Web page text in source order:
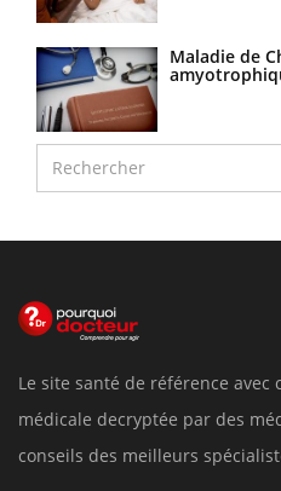
Maladie de
Le site santé de référence
médicale decryptée par des
conseils des meilleurs